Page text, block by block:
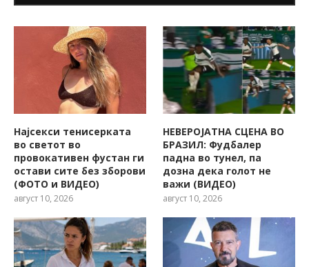
Најсекси тенисерката
во светот во
провокативен фустан ги
остави сите без зборови
(ФОТО и ВИДЕО)
август 10, 2026
НЕВЕРОЈАТНА СЦЕНА ВО
БРАЗИЛ: Фудбалер
падна во тунел, па
дозна дека голот не
важи (ВИДЕО)
август 10, 2026